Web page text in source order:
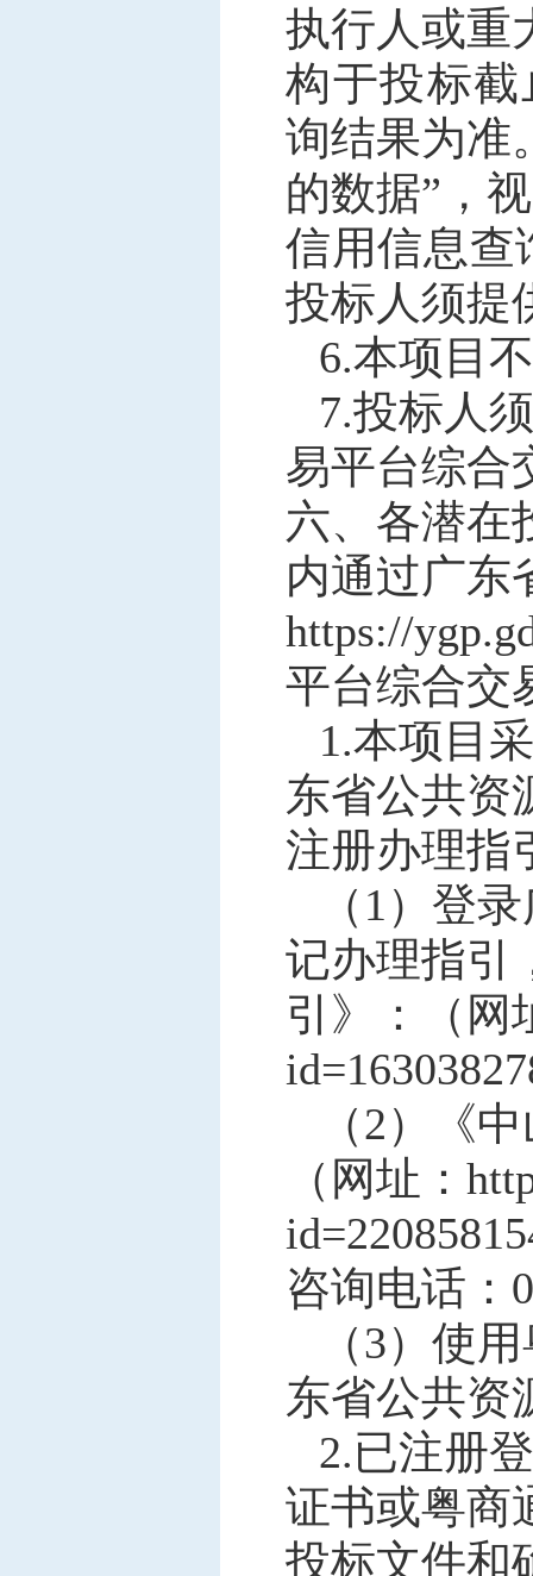
执行人或重
构于投标
询结果为准
的数据” ，
信用信息查
投标人须提
6.本项目 不
7.投标人
易平台综合
六、各潜在
内通过广东
https://
平台综合交
1.本项目
东省公共资
注册办理指
（ 1） 登
记办理指引
引》
：
（
（2）《
（ 网址：
咨询电话：
（3）使
东省公共资
2.已注册
证书或粤商
投标文件和